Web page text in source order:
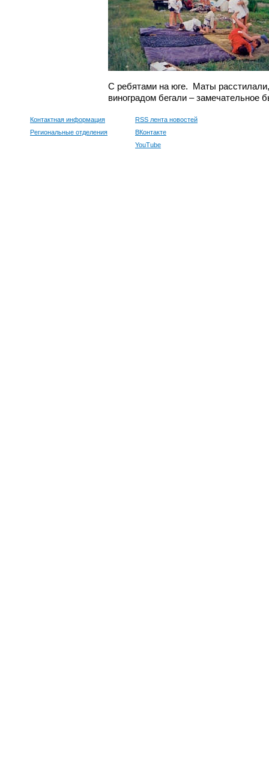
С ребятами на юге.
Маты
виноградом бегали – замечательное
Контактная информация
Региональные отделения
RSS лента новостей
ВКонтакте
YouTube